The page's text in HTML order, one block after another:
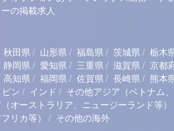
の掲載求人
秋田県 / 山形県 / 福島県 / 茨城県 / 栃木
静岡県 / 愛知県 / 三重県 / 滋賀県 / 京都
高知県 / 福岡県 / 佐賀県 / 長崎県 / 熊本
ピン / インド / その他アジア（ベトナム、
オーストラリア、ニュージーランド等）
リカ等）
/ その他の海外